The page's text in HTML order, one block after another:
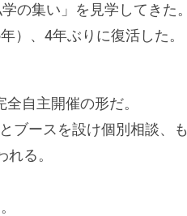
の集い」を見学してきた。
）、4年ぶりに復活した。
自主開催の形だ。
ブースを設け個別相談、も
る。